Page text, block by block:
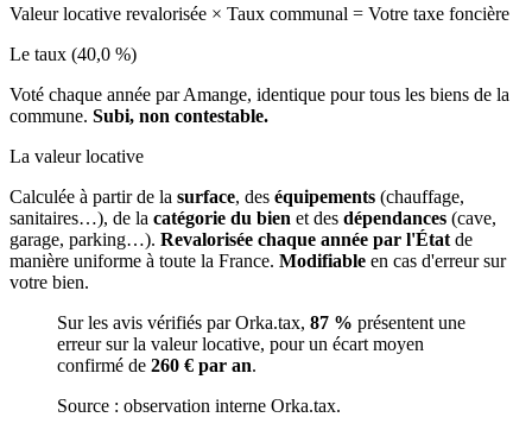
Valeur locative revalorisée × Taux communal = Votre taxe foncière
Le taux (40,0 %)
Voté chaque année par Amange, identique pour tous les biens de la
commune. Subi, non contestable.
La valeur locative
Calculée à partir de la surface, des équipements (chauffage,
sanitaires…), de la catégorie du bien et des dépendances (cave,
garage, parking…). Revalorisée chaque année par l'État de
manière uniforme à toute la France. Modifiable en cas d'erreur sur
votre bien.
Sur les avis vérifiés par Orka.tax, 87 % présentent une
erreur sur la valeur locative, pour un écart moyen
confirmé de 260 € par an.
Source : observation interne Orka.tax.